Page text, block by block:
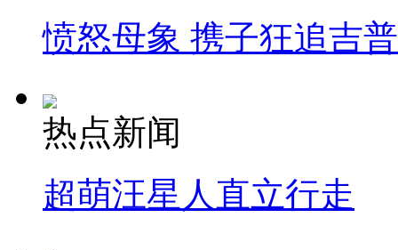
愤怒母象 携子狂追吉
热点新闻
超萌汪星人直立行走